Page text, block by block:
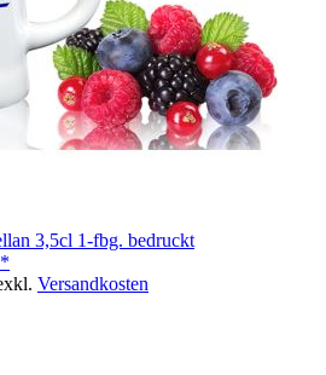
3,5cl 1-fbg. bedruckt
Versandkosten